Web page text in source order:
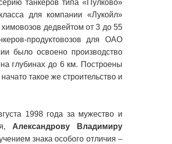
танкеров типа «Пулково»
для компании «Лукойл»
дедвейтом от 3 до 55
продуктовозов для ОАО
было освоено производство
глубинах до 6 км. Построены
такое же строительство и
1998 года за мужество и
Александрову Владимиру
знака особого отличия –